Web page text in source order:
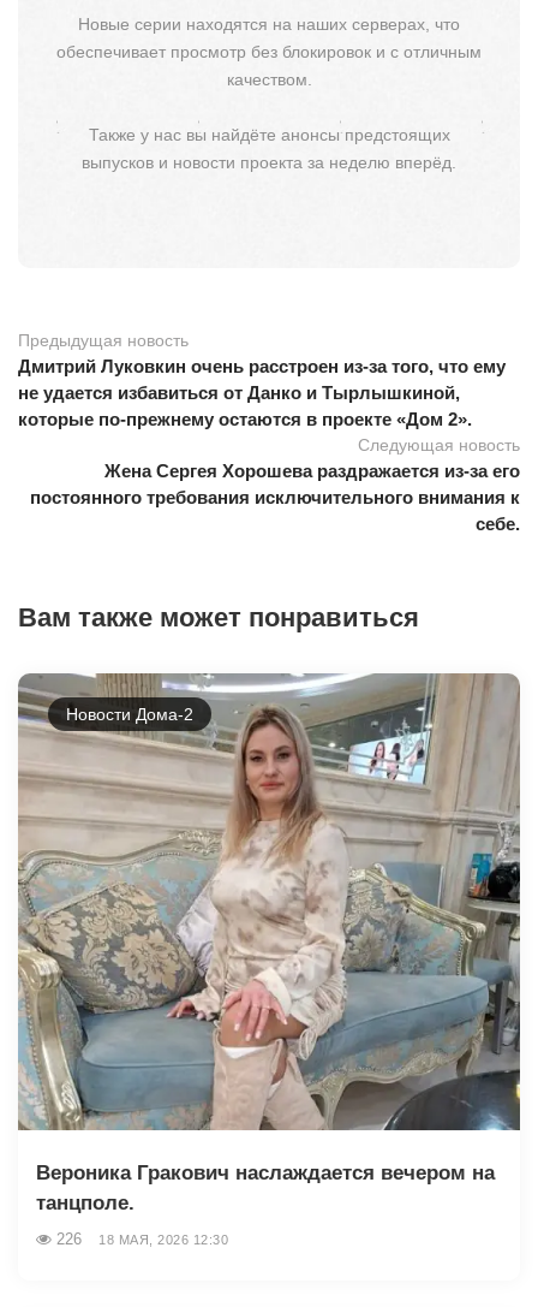
Новые серии находятся на наших серверах, что
обеспечивает просмотр без блокировок и с отличным
качеством.
Также у нас вы найдёте анонсы предстоящих
выпусков и новости проекта за неделю вперёд.
Предыдущая новость
Дмитрий Луковкин очень расстроен из-за того, что ему
не удается избавиться от Данко и Тырлышкиной,
которые по-прежнему остаются в проекте «Дом 2».
Следующая новость
Жена Сергея Хорошева раздражается из-за его
постоянного требования исключительного внимания к
себе.
Вам также может понравиться
Новости Дома-2
Вероника Гракович наслаждается вечером на
танцполе.
226 18 МАЯ, 2026 12:30